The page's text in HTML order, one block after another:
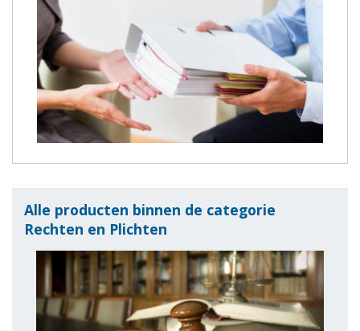
Alle producten binnen de categorie
Rechten en Plichten